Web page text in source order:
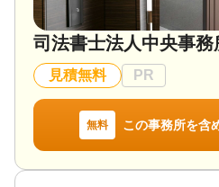
司法書士法人中央事務
見積無料 PR
無料 この事務所を含